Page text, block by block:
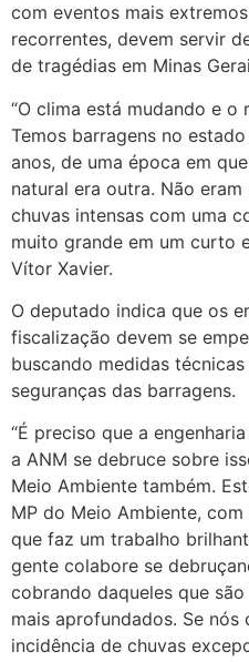
com eventos mais
recorrentes, devem servir
de tragédias em Minas
“O clima está mudando e o
Temos barragens no
anos, de uma época em
natural era outra. Não
chuvas intensas com uma
muito grande em um curto
Vítor Xavier.
O deputado indica que os
fiscalização devem se
buscando medidas
seguranças das barragens.
“É preciso que a
a ANM se debruce sobre
Meio Ambiente também.
MP do Meio Ambiente,
que faz um trabalho
gente colabore se
cobrando daqueles que
mais aprofundados. Se nós
incidência de chuvas